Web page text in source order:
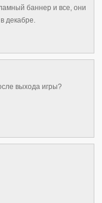
баннер и все, они
декабре.
выхода игры?